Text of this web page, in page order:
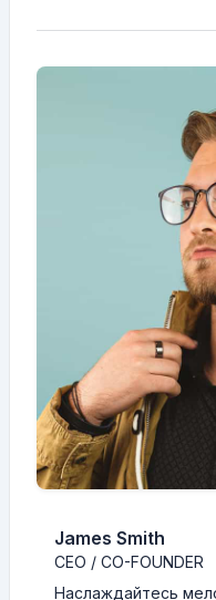
James Smith
CEO / CO-FOUNDER
Наслаждайтесь